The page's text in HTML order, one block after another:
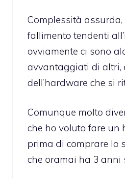
Complessità
fallimento tendenti
ovviamente ci sono
avvantaggiati di altri,
dell’hardware che si
Comunque molto
che ho voluto fare un
prima di comprare lo
che oramai ha 3 anni